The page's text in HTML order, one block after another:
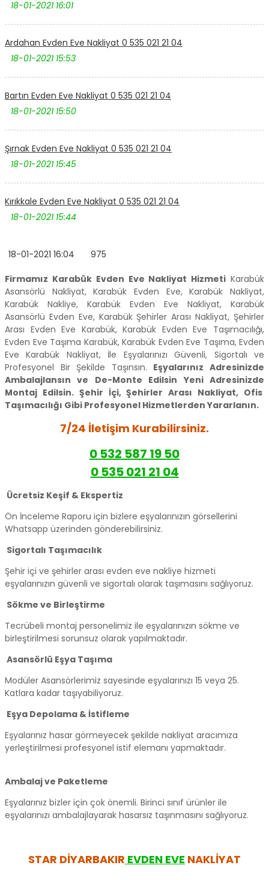
18-01-2021 16:01
Ardahan Evden Eve Nakliyat 0 535 021 21 04
18-01-2021 15:53
Bartın Evden Eve Nakliyat 0 535 021 21 04
18-01-2021 15:50
Şırnak Evden Eve Nakliyat 0 535 021 21 04
18-01-2021 15:45
Kırıkkale Evden Eve Nakliyat 0 535 021 21 04
18-01-2021 15:44
18-01-2021 16:04 975
Firmamız Karabük Evden Eve Nakliyat Hizmeti Karabük
Asansörlü Nakliyat, Karabük Evden Eve, Karabük Nakliyat,
Karabük Nakliye, Karabük Evden Eve Nakliyat, Karabük
Asansörlü Evden Eve, Karabük Şehirler Arası Nakliyat, Şehirler
Arası Evden Eve Karabük, Karabük Evden Eve Taşımacılığı,
Evden Eve Taşıma Karabük, Karabük Evden Eve Taşıma, Evden
Eve Karabük Nakliyat, İle Eşyalarınızı Güvenli, Sigortalı ve
Profesyonel Bir Şekilde Taşınsın. Eşyalarınız Adresinizde
Ambalajlansın ve De-Monte Edilsin Yeni Adresinizde
Montaj Edilsin. Şehir İçi, Şehirler Arası Nakliyat, Ofis
Taşımacılığı Gibi Profesyonel Hizmetlerden Yararlanın.
7/24 İletişim Kurabilirsiniz.
0 532 587 19 50
0 535 021 21 04
Ücretsiz Keşif & Ekspertiz
Ön İnceleme Raporu için bizlere eşyalarınızın görsellerini
Whatsapp üzerinden gönderebilirsiniz.
Sigortalı Taşımacılık
Şehir içi ve şehirler arası evden eve nakliye hizmeti
eşyalarınızın güvenli ve sigortalı olarak taşımasını sağlıyoruz.
Sökme ve Birleştirme
Tecrübeli montaj personelimiz ile eşyalarınızın sökme ve
birleştirilmesi sorunsuz olarak yapılmaktadır.
Asansörlü Eşya Taşıma
Modüler Asansörlerimiz sayesinde eşyalarınızı 15 veya 25.
Katlara kadar taşıyabiliyoruz.
Eşya Depolama & İstifleme
Eşyalarınız hasar görmeyecek şekilde nakliyat aracımıza
yerleştirilmesi profesyonel istif elemanı yapmaktadır.
Ambalaj ve Paketleme
Eşyalarınız bizler için çok önemli. Birinci sınıf ürünler ile
eşyalarınızı ambalajlayarak hasarsız taşınmasını sağlıyoruz.
STAR DİYARBAKIR EVDEN EVE NAKLİYAT